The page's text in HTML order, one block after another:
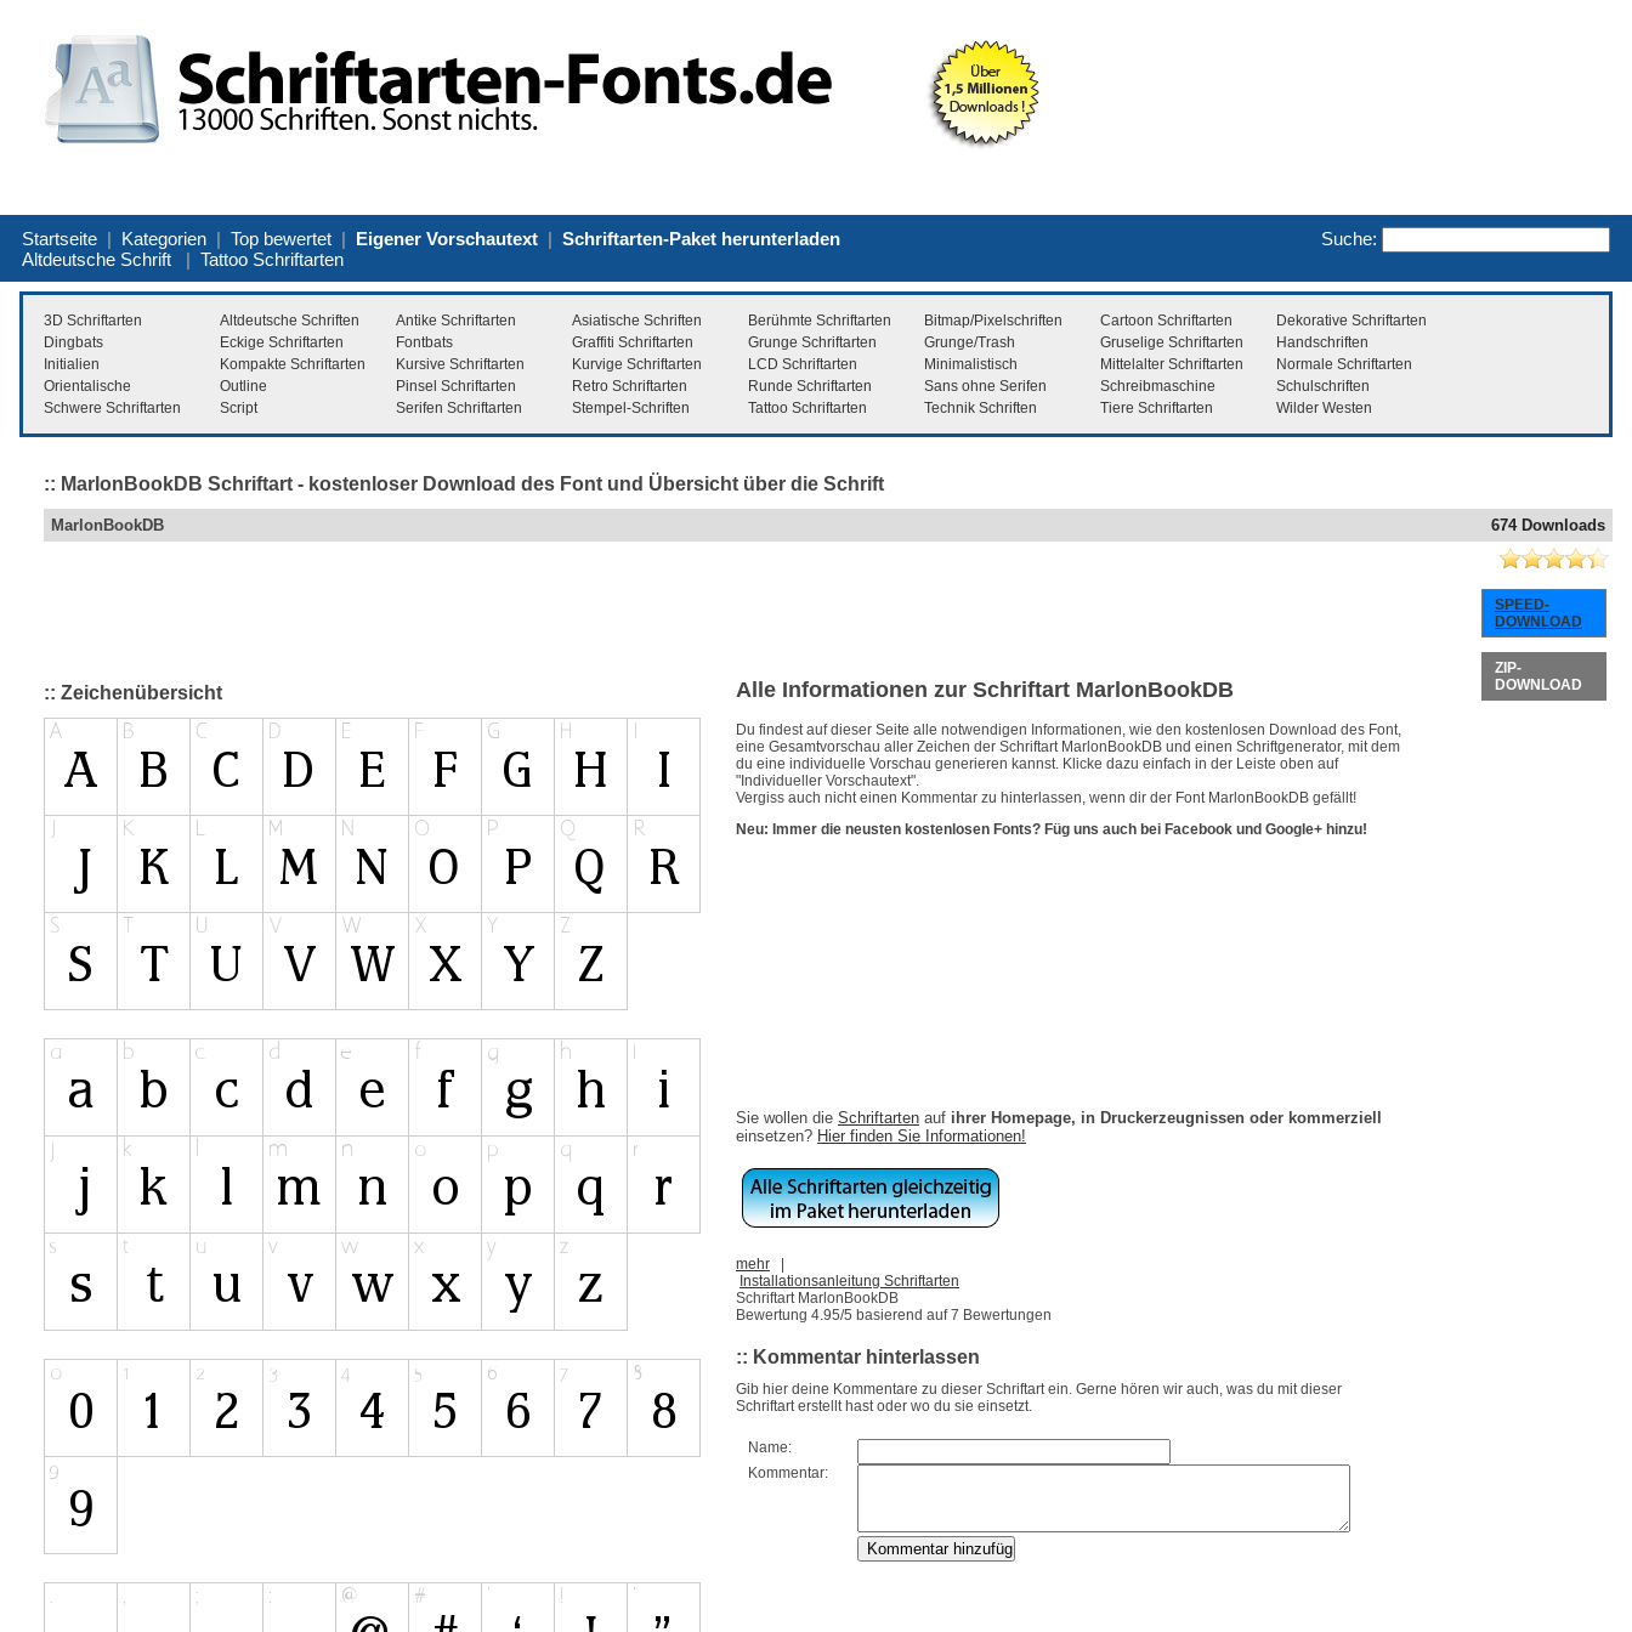
Suche:
Startseite | Kategorien | Top bewertet | Eigener Vorschautext | Schriftarten-Paket herunterladen
Altdeutsche Schrift | Tattoo Schriftarten
3D Schriftarten Altdeutsche Schriften Antike Schriftarten Asiatische Schriften Berühmte Schriftarten Bitmap/Pixelschriften Cartoon Schriftarten
Dekorative Schriftarten
Dingbats
Eckige Schriftarten Fontbats Graffiti Schriftarten Grunge Schriftarten Grunge/Trash Gruselige Schriftarten
Handschriften
Initialien
Kompakte Schriftarten Kursive Schriftarten Kurvige Schriftarten LCD Schriftarten Minimalistisch Mittelalter Schriftarten
Normale Schriftarten
Orientalische
Outline Pinsel Schriftarten Retro Schriftarten Runde Schriftarten Sans ohne Serifen Schreibmaschine
Schulschriften
Schwere Schriftarten
Script Serifen Schriftarten Stempel-Schriften Tattoo Schriftarten Technik Schriften Tiere Schriftarten Wilder Westen
:: MarlonBookDB Schriftart - kostenloser Download des Font und Übersicht über die Schrift
674 Downloads
MarlonBookDB
SPEED-
DOWNLOAD
ZIP-
DOWNLOAD
:: Zeichenübersicht Alle Informationen zur Schriftart MarlonBookDB
Du findest auf dieser Seite alle notwendigen Informationen, wie den kostenlosen Download des Font,
eine Gesamtvorschau aller Zeichen der Schriftart MarlonBookDB und einen Schriftgenerator, mit dem
du eine individuelle Vorschau generieren kannst. Klicke dazu einfach in der Leiste oben auf
"Individueller Vorschautext".
Vergiss auch nicht einen Kommentar zu hinterlassen, wenn dir der Font MarlonBookDB gefällt!
Neu: Immer die neusten kostenlosen Fonts? Füg uns auch bei Facebook und Google+ hinzu!
Sie wollen die Schriftarten auf ihrer Homepage, in Druckerzeugnissen oder kommerziell
einsetzen? Hier finden Sie Informationen!
mehr
Installationsanleitung Schriftarten
Schriftart MarlonBookDB
Bewertung 4.95/5 basierend auf7 Bewertungen
:: Kommentar hinterlassen
Gib hier deine Kommentare zu dieser Schriftart ein. Gerne hören wir auch, was du mit dieser
Schriftart erstellt hast oder wo du sie einsetzt.
Name:
Kommentar: